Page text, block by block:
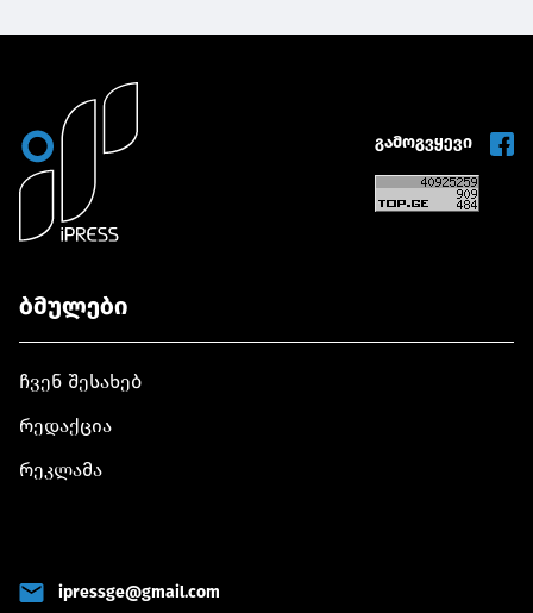
გამოგვყევი
ბმულები
ჩვენ შესახებ
რედაქცია
რეკლამა
ipressge@gmail.com